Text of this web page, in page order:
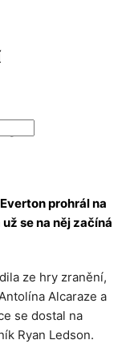
prohrál na
se na něj začíná
ze hry zranění,
Alcaraze a
se dostal na
Ryan Ledson.